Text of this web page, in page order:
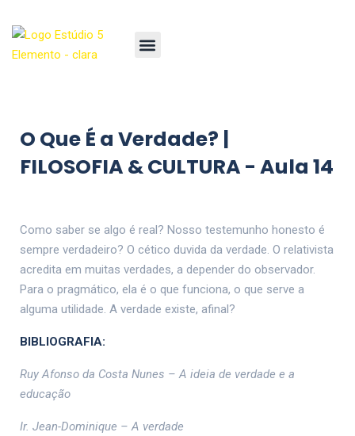
O Que É a Verdade? |
FILOSOFIA & CULTURA - Aula 14
Como saber se algo é real? Nosso testemunho honesto é
sempre verdadeiro? O cético duvida da verdade. O relativista
acredita em muitas verdades, a depender do observador.
Para o pragmático, ela é o que funciona, o que serve a
alguma utilidade. A verdade existe, afinal?
BIBLIOGRAFIA:
Ruy Afonso da Costa Nunes – A ideia de verdade e a
educação
Ir. Jean-Dominique – A verdade